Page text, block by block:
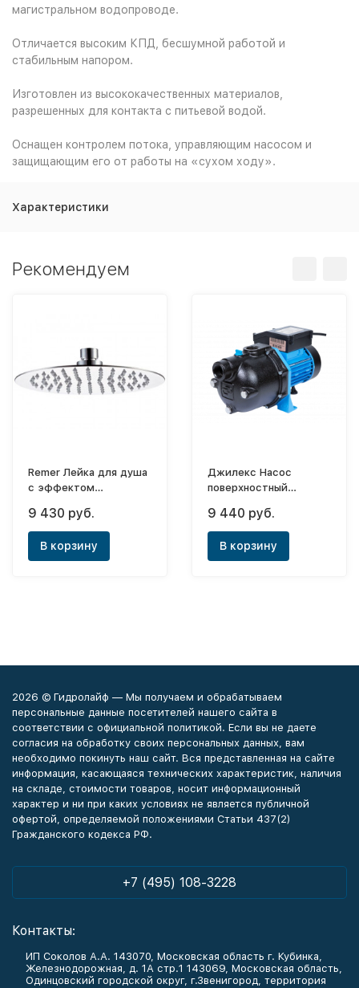
магистральном водопроводе.
Отличается высоким КПД, бесшумной работой и
стабильным напором.
Изготовлен из высококачественных материалов,
разрешенных для контакта с питьевой водой.
Оснащен контролем потока, управляющим насосом и
защищающим его от работы на «сухом ходу».
Характеристики
Рекомендуем
Remer Лейка для душа
с эффектом
Lux 1/2"х30см
(круглая)
9 430 руб.
В корзину
Джилекс Насос
поверхностный
с производства)
9 440 руб.
В корзину
2026 © Гидролайф — Мы получаем и обрабатываем
персональные данные посетителей нашего сайта в
соответствии с официальной политикой. Если вы не даете
согласия на обработку своих персональных данных, вам
необходимо покинуть наш сайт. Вся представленная на сайте
информация, касающаяся технических характеристик, наличия
на складе, стоимости товаров, носит информационный
характер и ни при каких условиях не является публичной
офертой, определяемой положениями Статьи 437(2)
Гражданского кодекса РФ.
+7 (495) 108-3228
Контакты:
ИП Соколов А.А. 143070, Московская область г. Кубинка,
Железнодорожная, д. 1А стр.1 143069, Московская область,
Одинцовский городской округ, г.Звенигород, территория